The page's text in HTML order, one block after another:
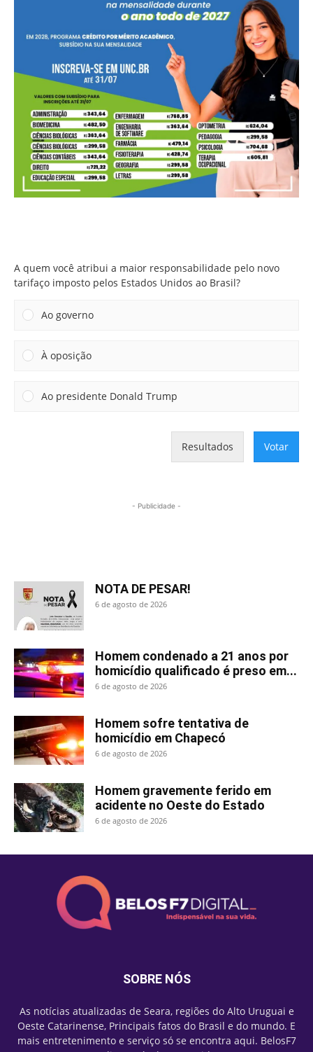
A quem você atribui a maior responsabilidade pelo novo
tarifaço imposto pelos Estados Unidos ao Brasil?
Ao governo
À oposição
Ao presidente Donald Trump
Resultados Votar
- Publicidade -
NOTA DE PESAR!
6 de agosto de 2026
Homem condenado a 21 anos por
homicídio qualificado é preso em...
6 de agosto de 2026
Homem sofre tentativa de
homicídio em Chapecó
6 de agosto de 2026
Homem gravemente ferido em
acidente no Oeste do Estado
6 de agosto de 2026
SOBRE NÓS
As notícias atualizadas de Seara, regiões do Alto Uruguai e
Oeste Catarinense, Principais fatos do Brasil e do mundo. E
mais entretenimento e serviço só se encontra aqui. BelosF7